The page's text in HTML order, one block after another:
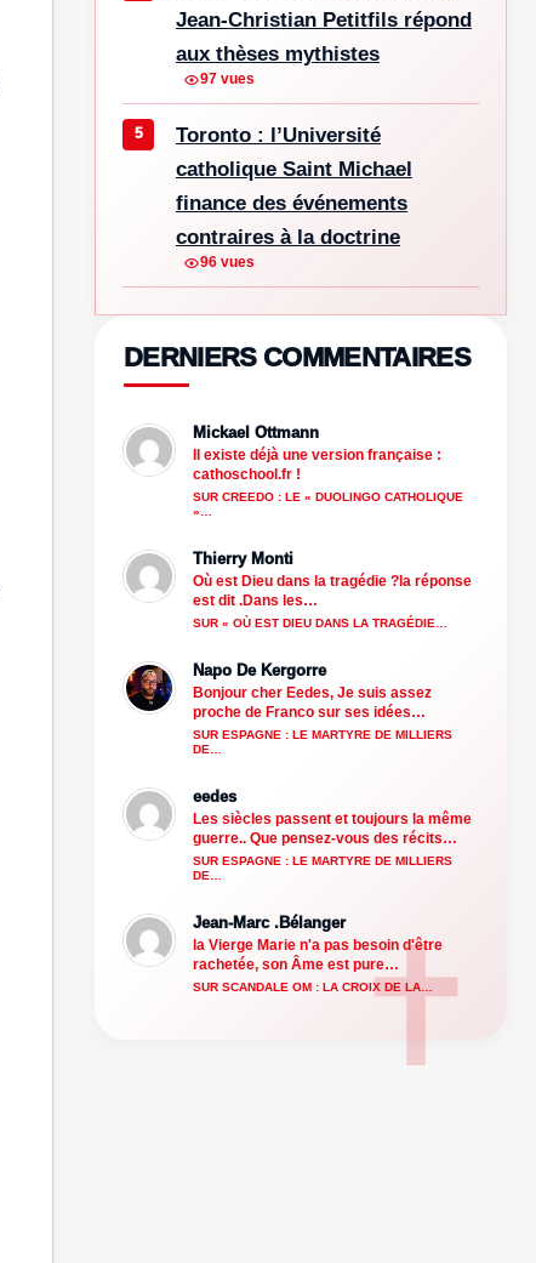
Jean-Christian Petitfils répond
aux thèses mythistes
97 vues
Toronto : l’Université
catholique Saint Michael
finance des événements
contraires à la doctrine
96 vues
DERNIERS COMMENTAIRES
Mickael Ottmann
Il existe déjà une version française :
cathoschool.fr !
SUR CREEDO : LE « DUOLINGO CATHOLIQUE
»…
Thierry Monti
Où est Dieu dans la tragédie ?la réponse
est dit .Dans les…
SUR « OÙ EST DIEU DANS LA TRAGÉDIE…
Napo De Kergorre
Bonjour cher Eedes, Je suis assez
proche de Franco sur ses idées…
SUR ESPAGNE : LE MARTYRE DE MILLIERS
DE…
eedes
Les siècles passent et toujours la même
guerre.. Que pensez-vous des récits…
SUR ESPAGNE : LE MARTYRE DE MILLIERS
DE…
Jean-Marc .Bélanger
la Vierge Marie n'a pas besoin d'être
rachetée, son Âme est pure…
SUR SCANDALE OM : LA CROIX DE LA…